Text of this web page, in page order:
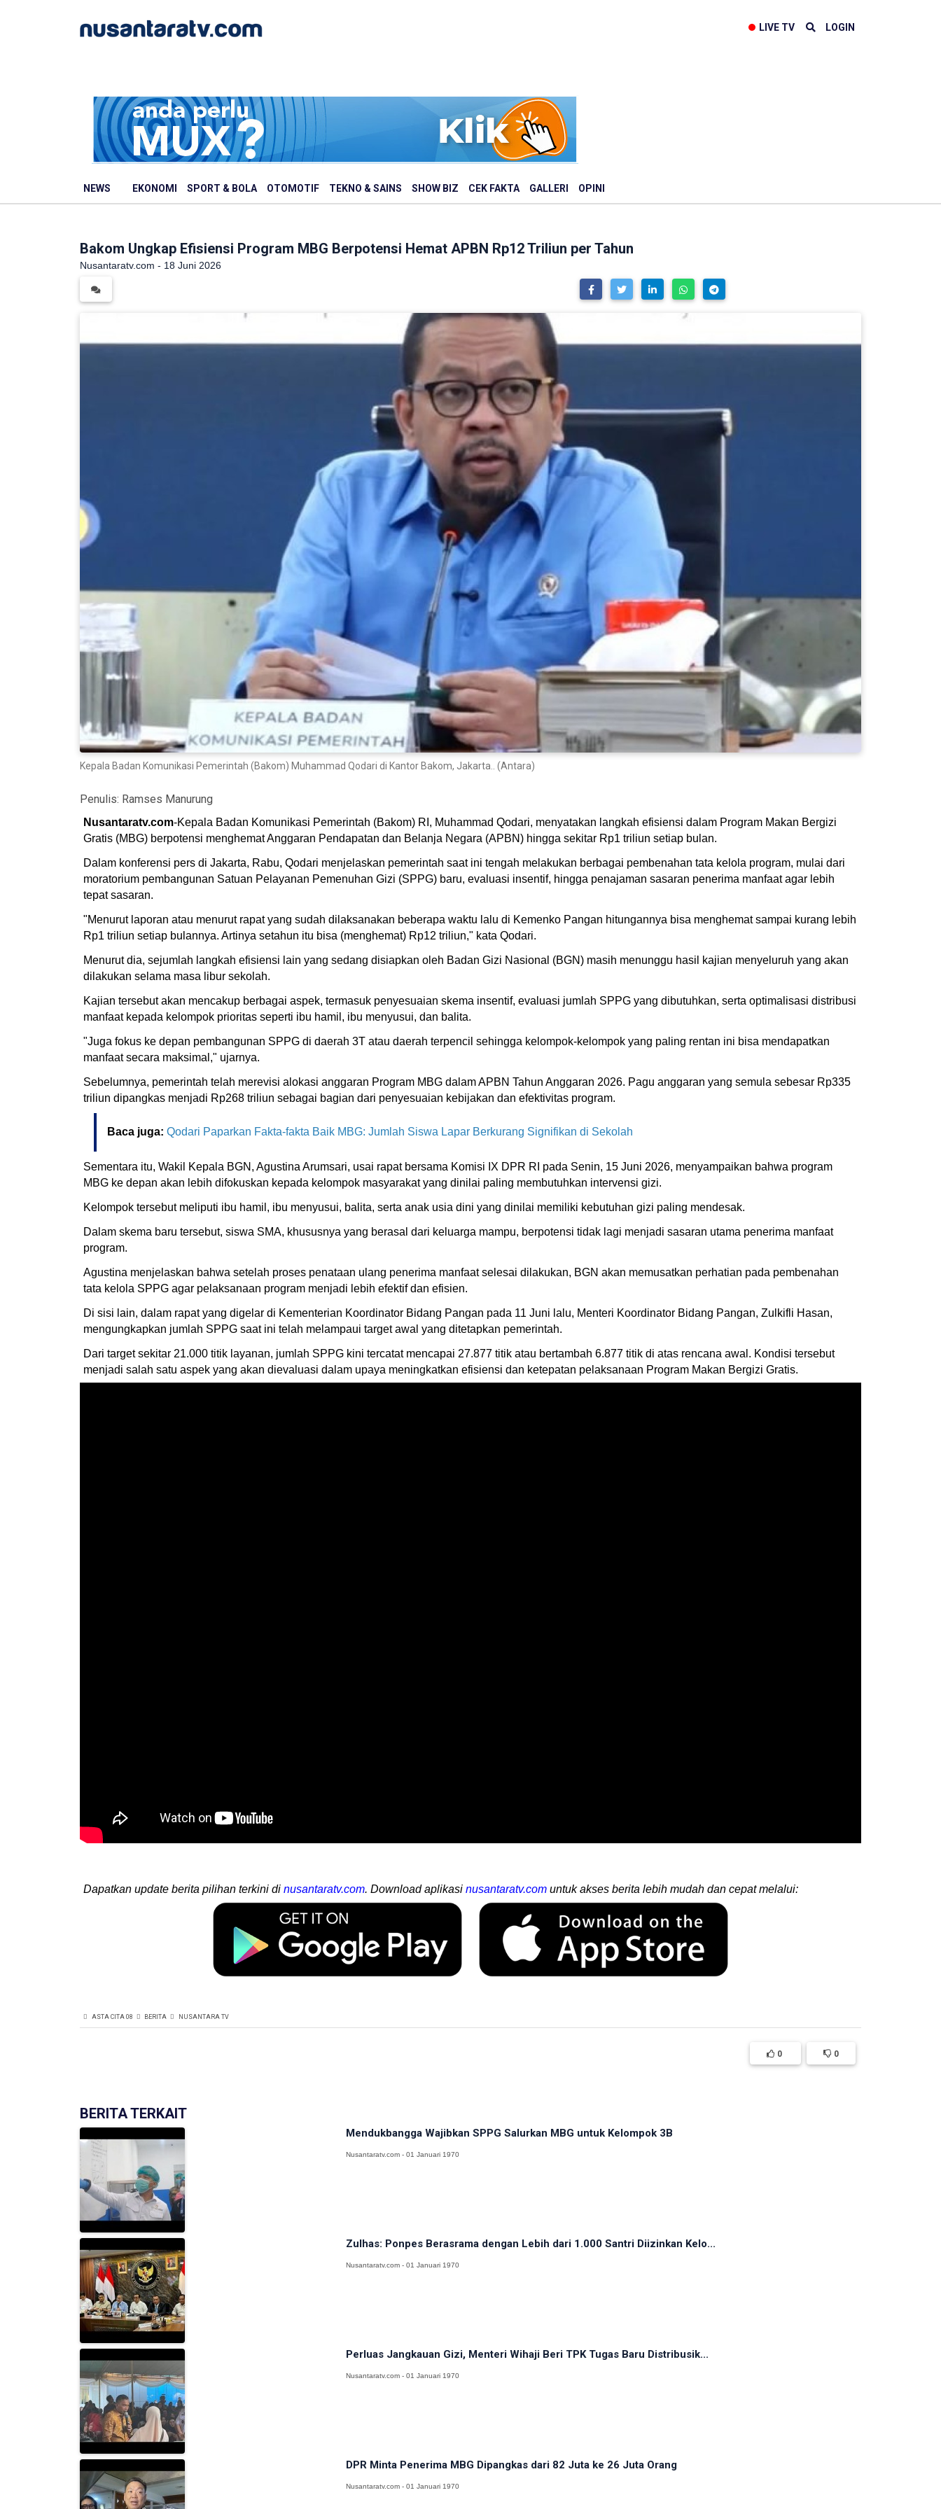
LIVE TV LOGIN
NEWS EKONOMI SPORT & BOLA OTOMOTIF TEKNO & SAINS SHOW BIZ CEK FAKTA GALLERI OPINI
Bakom Ungkap Efisiensi Program MBG Berpotensi Hemat APBN Rp12 Triliun per Tahun
Nusantaratv.com - 18 Juni 2026
Kepala Badan Komunikasi Pemerintah (Bakom) Muhammad Qodari di Kantor Bakom, Jakarta.. (Antara)
Penulis: Ramses Manurung
Nusantaratv.com-Kepala Badan Komunikasi Pemerintah (Bakom) RI, Muhammad Qodari, menyatakan langkah efisiensi dalam Program Makan Bergizi
Gratis (MBG) berpotensi menghemat Anggaran Pendapatan dan Belanja Negara (APBN) hingga sekitar Rp1 triliun setiap bulan.
Dalam konferensi pers di Jakarta, Rabu, Qodari menjelaskan pemerintah saat ini tengah melakukan berbagai pembenahan tata kelola program, mulai dari
moratorium pembangunan Satuan Pelayanan Pemenuhan Gizi (SPPG) baru, evaluasi insentif, hingga penajaman sasaran penerima manfaat agar lebih
tepat sasaran.
"Menurut laporan atau menurut rapat yang sudah dilaksanakan beberapa waktu lalu di Kemenko Pangan hitungannya bisa menghemat sampai kurang lebih
Rp1 triliun setiap bulannya. Artinya setahun itu bisa (menghemat) Rp12 triliun," kata Qodari.
Menurut dia, sejumlah langkah efisiensi lain yang sedang disiapkan oleh Badan Gizi Nasional (BGN) masih menunggu hasil kajian menyeluruh yang akan
dilakukan selama masa libur sekolah.
Kajian tersebut akan mencakup berbagai aspek, termasuk penyesuaian skema insentif, evaluasi jumlah SPPG yang dibutuhkan, serta optimalisasi distribusi
manfaat kepada kelompok prioritas seperti ibu hamil, ibu menyusui, dan balita.
"Juga fokus ke depan pembangunan SPPG di daerah 3T atau daerah terpencil sehingga kelompok-kelompok yang paling rentan ini bisa mendapatkan
manfaat secara maksimal," ujarnya.
Sebelumnya, pemerintah telah merevisi alokasi anggaran Program MBG dalam APBN Tahun Anggaran 2026. Pagu anggaran yang semula sebesar Rp335
triliun dipangkas menjadi Rp268 triliun sebagai bagian dari penyesuaian kebijakan dan efektivitas program.
Baca juga: Qodari Paparkan Fakta-fakta Baik MBG: Jumlah Siswa Lapar Berkurang Signifikan di Sekolah
Sementara itu, Wakil Kepala BGN, Agustina Arumsari, usai rapat bersama Komisi IX DPR RI pada Senin, 15 Juni 2026, menyampaikan bahwa program
MBG ke depan akan lebih difokuskan kepada kelompok masyarakat yang dinilai paling membutuhkan intervensi gizi.
Kelompok tersebut meliputi ibu hamil, ibu menyusui, balita, serta anak usia dini yang dinilai memiliki kebutuhan gizi paling mendesak.
Dalam skema baru tersebut, siswa SMA, khususnya yang berasal dari keluarga mampu, berpotensi tidak lagi menjadi sasaran utama penerima manfaat
program.
Agustina menjelaskan bahwa setelah proses penataan ulang penerima manfaat selesai dilakukan, BGN akan memusatkan perhatian pada pembenahan
tata kelola SPPG agar pelaksanaan program menjadi lebih efektif dan efisien.
Di sisi lain, dalam rapat yang digelar di Kementerian Koordinator Bidang Pangan pada 11 Juni lalu, Menteri Koordinator Bidang Pangan, Zulkifli Hasan,
mengungkapkan jumlah SPPG saat ini telah melampaui target awal yang ditetapkan pemerintah.
Dari target sekitar 21.000 titik layanan, jumlah SPPG kini tercatat mencapai 27.877 titik atau bertambah 6.877 titik di atas rencana awal. Kondisi tersebut
menjadi salah satu aspek yang akan dievaluasi dalam upaya meningkatkan efisiensi dan ketepatan pelaksanaan Program Makan Bergizi Gratis.
Dapatkan update berita pilihan terkini di nusantaratv.com. Download aplikasi nusantaratv.com untuk akses berita lebih mudah dan cepat melalui:
ASTA CITA 08 BERITA NUSANTARA TV
0 0
BERITA TERKAIT
Mendukbangga Wajibkan SPPG Salurkan MBG untuk Kelompok 3B
Nusantaratv.com - 01 Januari 1970
Zulhas: Ponpes Berasrama dengan Lebih dari 1.000 Santri Diizinkan Kelo...
Nusantaratv.com - 01 Januari 1970
Perluas Jangkauan Gizi, Menteri Wihaji Beri TPK Tugas Baru Distribusik...
Nusantaratv.com - 01 Januari 1970
DPR Minta Penerima MBG Dipangkas dari 82 Juta ke 26 Juta Orang
Nusantaratv.com - 01 Januari 1970